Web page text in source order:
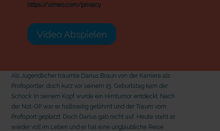
https://vimeo.com/privacy
Video Abspielen
Als Jugendlicher träumte Darius Braun von der Karriere als
Profisportler, doch kurz vor seinem 15. Geburtstag kam der
Schock: In seinem Kopf wurde ein Hirntumor entdeckt. Nach
der Not-OP war er halbseitig gelähmt und der Traum vom
Profisport geplatzt. Doch Darius gab nicht auf. Heute steht er
wieder voll im Leben und er hat eine unglaubliche Reise